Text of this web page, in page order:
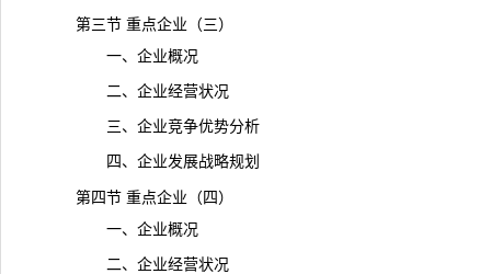
第三节 重点企业（三）
一、企业概况
二、企业经营状况
三、企业竞争优势分析
四、企业发展战略规划
第四节 重点企业（四）
一、企业概况
二、企业经营状况